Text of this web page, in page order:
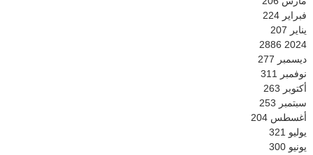
فبراير 224
يناير 207
2024
2886
ديسمبر 277
نوفمبر 311
أكتوبر 263
سبتمبر 253
أغسطس 204
يوليو 321
يونيو 300